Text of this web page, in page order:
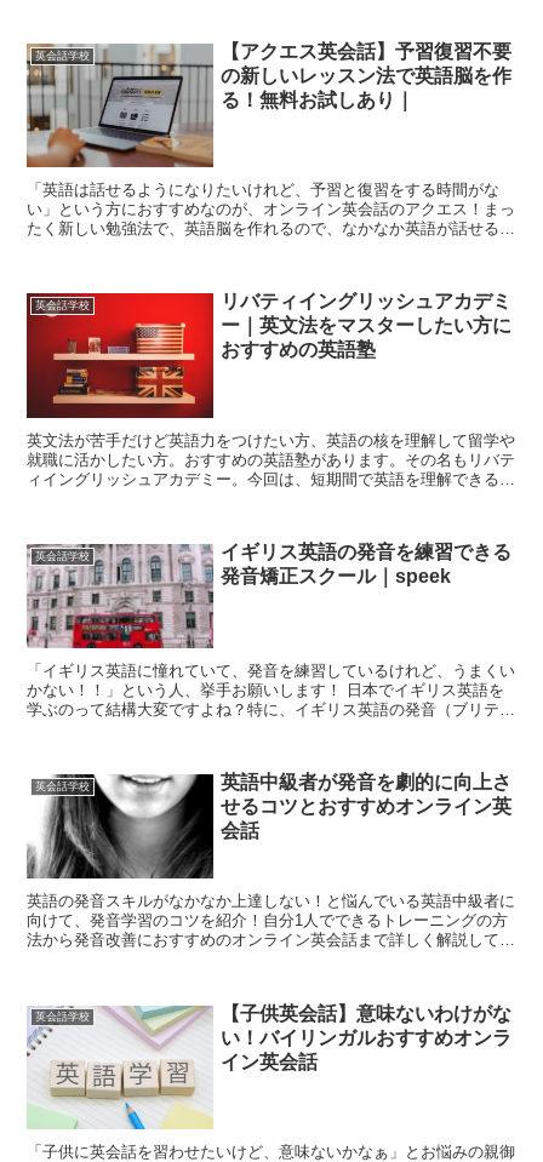
英会話学校
【アクエス英会話】予習復習不要
の新しいレッスン法で英語脳を作
る！無料お試しあり｜
「英語は話せるようになりたいけれど、予習と復習をする時間がな
い」という方におすすめなのが、オンライン英会話のアクエス！まっ
たく新しい勉強法で、英語脳を作れるので、なかなか英語が話せるよ
英会話学校
リバティイングリッシュアカデミ
ー｜英文法をマスターしたい方に
おすすめの英語塾
英文法が苦手だけど英語力をつけたい方、英語の核を理解して留学や
就職に活かしたい方。おすすめの英語塾があります。その名もリバテ
ィイングリッシュアカデミー。今回は、短期間で英語を理解できると
英会話学校
イギリス英語の発音を練習できる
発音矯正スクール｜speek
「イギリス英語に憧れていて、発音を練習しているけれど、うまくい
かない！！」という人、挙手お願いします！ 日本でイギリス英語を
学ぶのって結構大変ですよね？特に、イギリス英語の発音（ブリティ
英会話学校
英語中級者が発音を劇的に向上さ
せるコツとおすすめオンライン英
会話
英語の発音スキルがなかなか上達しない！と悩んでいる英語中級者に
向けて、発音学習のコツを紹介！自分1人でできるトレーニングの方
法から発音改善におすすめのオンライン英会話まで詳しく解説してい
英会話学校
【子供英会話】意味ないわけがな
い！バイリンガルおすすめオンラ
イン英会話
「子供に英会話を習わせたいけど、意味ないかなぁ」とお悩みの親御